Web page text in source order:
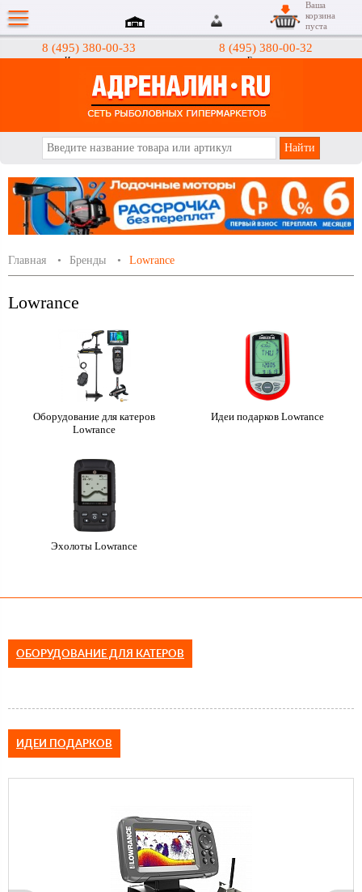
8 (495) 380-00-33
Интернет-магазин
8 (495) 380-00-32
Гипермаркеты
Ваша
корзина
пуста
Главная Бренды Lowrance
Lowrance
Оборудование для катеров
Lowrance
Идеи подарков Lowrance
Эхолоты Lowrance
ОБОРУДОВАНИЕ ДЛЯ КАТЕРОВ
ИДЕИ ПОДАРКОВ